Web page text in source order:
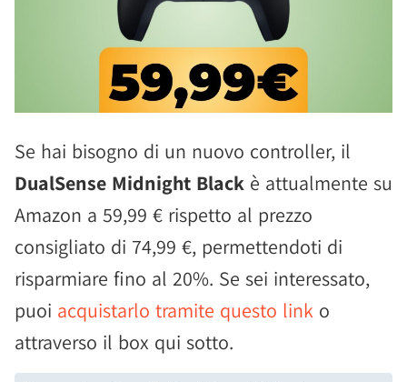
Se hai bisogno di un nuovo controller, il
DualSense Midnight Black è attualmente su
Amazon a 59,99 € rispetto al prezzo
consigliato di 74,99 €, permettendoti di
risparmiare fino al 20%. Se sei interessato,
puoi acquistarlo tramite questo link o
attraverso il box qui sotto.